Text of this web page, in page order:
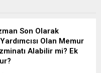
Son Olarak
Olan Memur
Alabilir mi? Ek